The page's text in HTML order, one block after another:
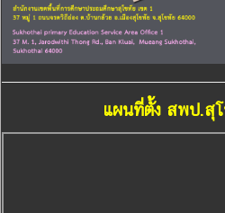
แผนที่ตั้ง สพป.สุ